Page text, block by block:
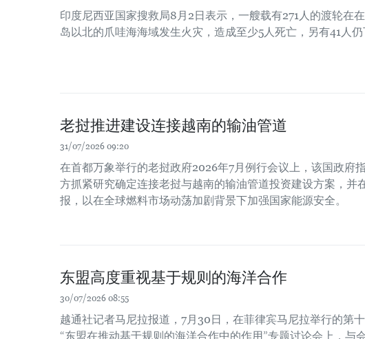
印度尼西亚国家搜救局8月2日表示，一艘载有271人的渡轮在
岛以北的爪哇海海域发生火灾，造成至少5人死亡，另有41人仍
老挝推进建设连接越南的输油管道
31/07/2026 09:20
在首都万象举行的老挝政府2026年7月例行会议上，该国政府
方抓紧研究确定连接老挝与越南的输油管道投资建设方案，并
报，以在全球燃料市场动荡加剧背景下加强国家能源安全。
东盟高度重视基于规则的海洋合作
30/07/2026 08:55
越通社记者马尼拉报道，7月30日，在菲律宾马尼拉举行的第
“东盟在推动基于规则的海洋合作中的作用”专题讨论会上，与